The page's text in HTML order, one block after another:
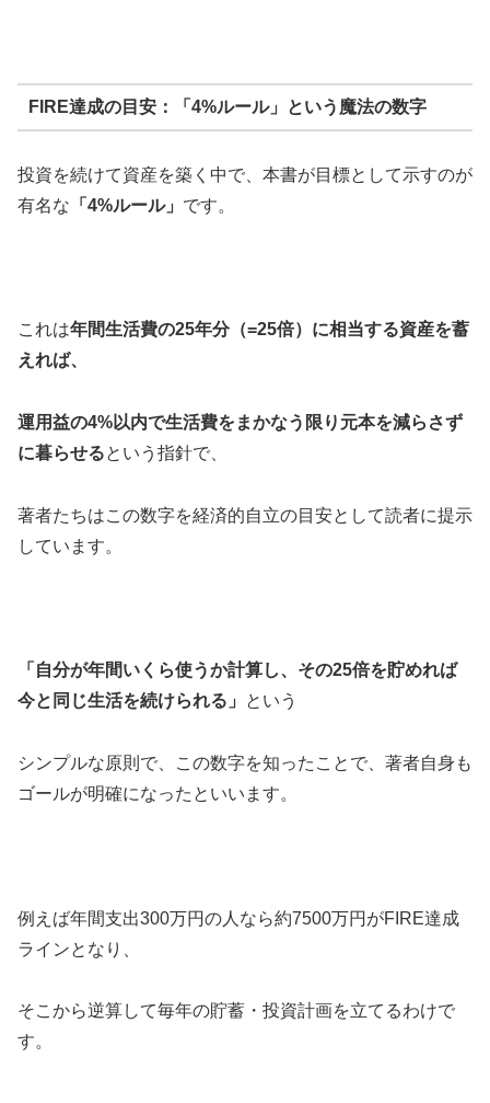
FIRE達成の目安：「4%ルール」という魔法の数字
投資を続けて資産を築く中で、本書が目標として示すのが
有名な 「4%ルール」 です。
これは年間生活費の25年分（=25倍）に相当する資産を蓄
えれば、
運用益の4%以内で生活費をまかなう限り元本を減らさず
に暮らせるという指針で、
著者たちはこの数字を経済的自立の目安として読者に提示
しています。
「自分が年間いくら使うか計算し、その25倍を貯めれば
今と同じ生活を続けられる」
という
シンプルな原則で、この数字を知ったことで、著者自身も
ゴールが明確になったといいます。
例えば年間支出300万円の人なら約7500万円がFIRE達成
ラインとなり、
そこから逆算して毎年の貯蓄・投資計画を立てるわけで
す。